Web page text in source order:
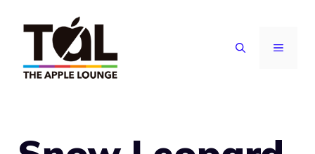
contenuto
MENU